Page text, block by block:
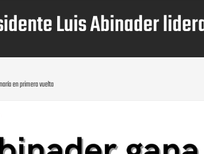
Luis Abinader
en primera vuelta